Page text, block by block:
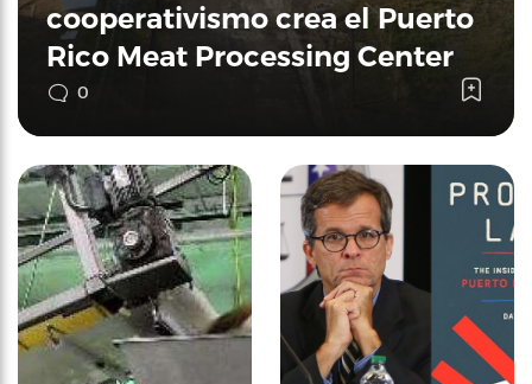
cooperativismo crea el Puerto
Rico Meat Processing Center
0